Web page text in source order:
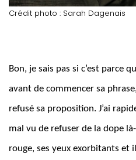
Crédit photo : Sarah Dagenais
Bon, je sais pas si c’est parce
avant de commencer sa
refusé sa proposition. J’ai
mal vu de refuser de la dope
rouge, ses yeux exorbitants et